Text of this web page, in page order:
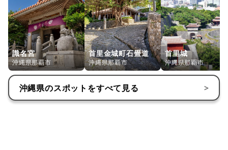
識名宮
沖縄県那覇市
首里金城町石畳道
沖縄県那覇市
首里城
沖縄県那覇市
沖縄県のスポットをすべて見る >